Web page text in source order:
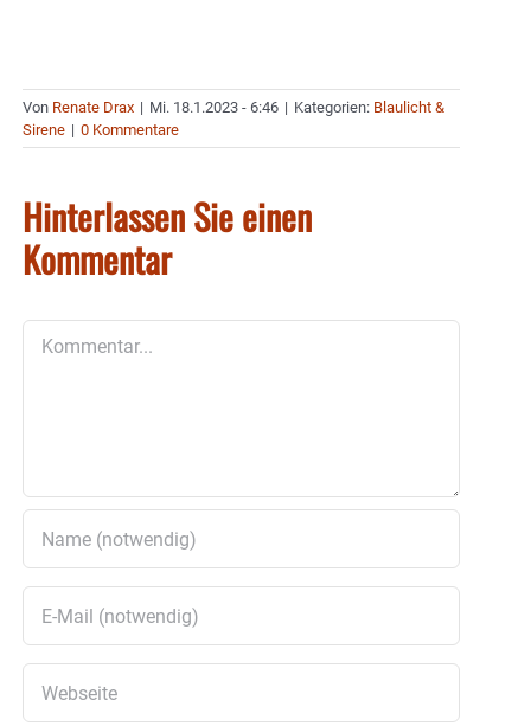
Von Renate Drax | Mi. 18.1.2023 - 6:46 | Kategorien: Blaulicht &
Sirene | 0 Kommentare
Hinterlassen Sie einen
Kommentar